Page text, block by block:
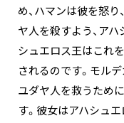
め、ハマンは彼を怒
ヤ人を殺すよう、ア
シュエロス王はこれ
されるのです。モル
ユダヤ人を救うため
す。彼女はアハシュ